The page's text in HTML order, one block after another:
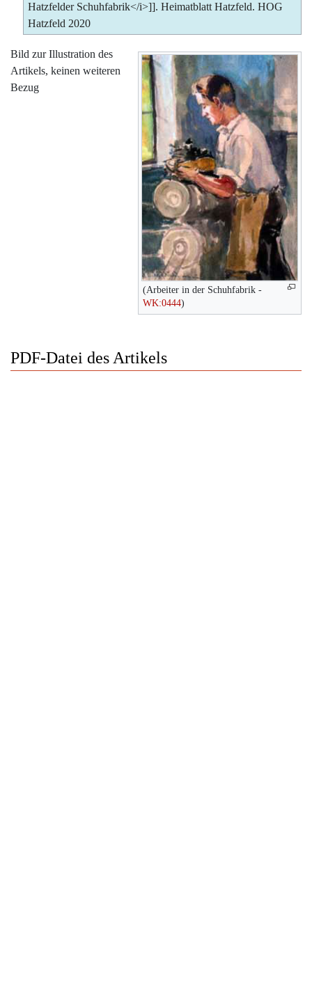
Hatzfelder Schuhfabrik</i>]]. Heimatblatt Hatzfeld. HOG
Hatzfeld 2020
(Arbeiter in der Schuhfabrik -
WK:0444)
Bild zur Illustration des
Artikels, keinen weiteren
Bezug
PDF-Datei des Artikels